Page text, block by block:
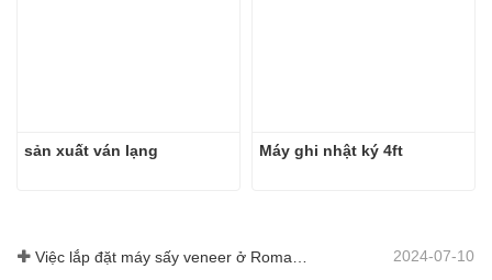
sản xuất ván lạng Máy ghi nhật ký 4ft
Việc lắp đặt máy sấy veneer ở Romania đã hoàn thành. 2024-07-10